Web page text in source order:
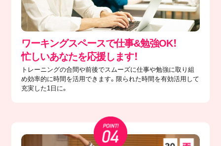
ワーキングスペースで仕事&勉強OK！
忙しいあなたを応援します！
トレーニングの合間や前後でスムーズに仕事や勉強に取り組
め効率的に時間を活用できます。限られた時間を有効活用して
充実した1日に。